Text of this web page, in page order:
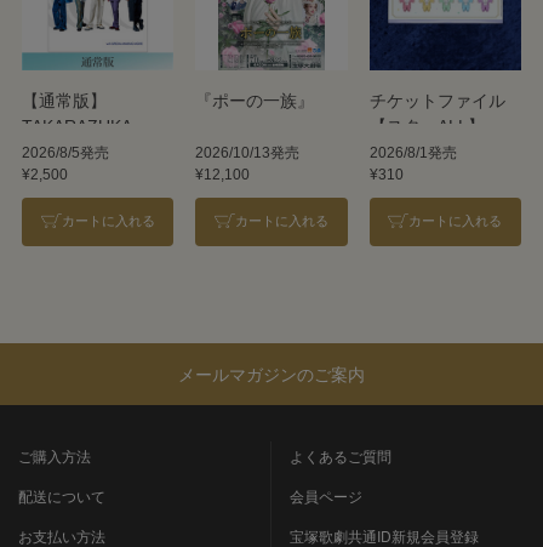
【通常版】
TAKARAZUKA
REVUE 2026
2026/8/5発売
¥2,500
カートに入れる
『ポーの一族』
2026/10/13発売
¥12,100
カートに入れる
チケットファイル
【スターALL】
2026/8/1発売
¥310
カートに入れる
メールマガジンのご案内
ご購入方法
配送について
お支払い方法
よくあるご質問
会員ページ
宝塚歌劇共通ID新規会員登録